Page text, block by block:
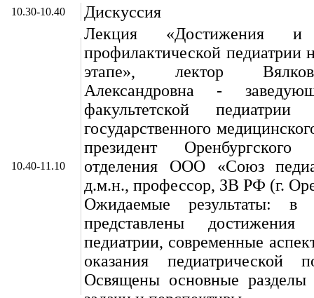
10.30-10.40 Дискуссия
10.40-11.10
Лекция «Достижения и
профилактической педиатрии
этапе», лектор
Александровна -
факультетской педиатрии
государственного
президент Оренбургского
отделения ООО «Союз
д.м.н., профессор, ЗВ РФ (г.
Ожидаемые результаты: в
представлены достижения
педиатрии, современные
оказания педиатрической
Освящены основные разделы